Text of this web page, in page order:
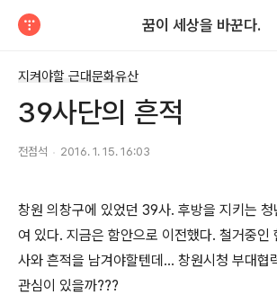
꿈이 세상을 바꾼다.
지켜야할 근대문화유산
39사단의 흔적
전점석 2016. 1. 15. 16:03
창원 의창구에 있었던 39사. 후방을 지키는 청
여 있다. 지금은 함안으로 이전했다. 철거중인
사와 흔적을 남겨야할텐데... 창원시청 부대협
관심이 있을까???​